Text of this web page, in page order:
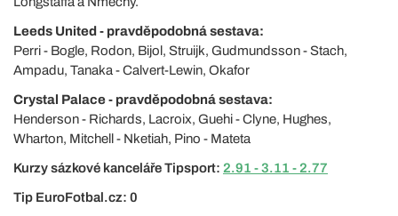
Leeds United - pravděpodobná sestava:
Perri - Bogle, Rodon, Bijol, Struijk, Gudmundsson - Stach,
Ampadu, Tanaka - Calvert-Lewin, Okafor
Crystal Palace - pravděpodobná sestava:
Henderson - Richards, Lacroix, Guehi - Clyne, Hughes,
Wharton, Mitchell - Nketiah, Pino - Mateta
Kurzy sázkové kanceláře Tipsport: 2.91 - 3.11 - 2.77
Tip EuroFotbal.cz: 0